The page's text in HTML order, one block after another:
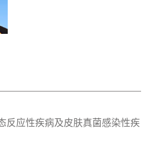
反应性疾病及皮肤真菌感染性疾